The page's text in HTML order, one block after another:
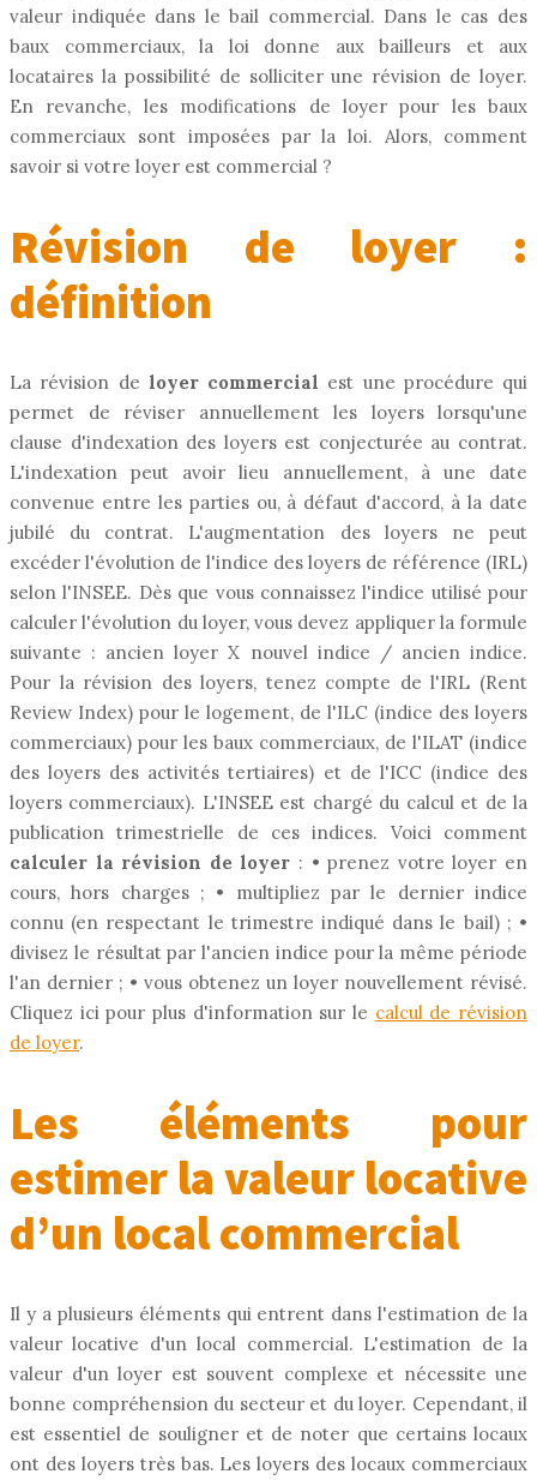
valeur indiquée dans le bail commercial. Dans le cas des
baux commerciaux, la loi donne aux bailleurs et aux
locataires la possibilité de solliciter une révision de loyer.
En revanche, les modifications de loyer pour les baux
commerciaux sont imposées par la loi. Alors, comment
savoir si votre loyer est commercial ?
Révision de loyer :
définition
La révision de loyer commercial est une procédure qui
permet de réviser annuellement les loyers lorsqu'une
clause d'indexation des loyers est conjecturée au contrat.
L'indexation peut avoir lieu annuellement, à une date
convenue entre les parties ou, à défaut d'accord, à la date
jubilé du contrat. L'augmentation des loyers ne peut
excéder l'évolution de l'indice des loyers de référence (IRL)
selon l'INSEE. Dès que vous connaissez l'indice utilisé pour
calculer l'évolution du loyer, vous devez appliquer la formule
suivante : ancien loyer X nouvel indice / ancien indice.
Pour la révision des loyers, tenez compte de l'IRL (Rent
Review Index) pour le logement, de l'ILC (indice des loyers
commerciaux) pour les baux commerciaux, de l'ILAT (indice
des loyers des activités tertiaires) et de l'ICC (indice des
loyers commerciaux). L'INSEE est chargé du calcul et de la
publication trimestrielle de ces indices. Voici comment
calculer la révision de loyer : • prenez votre loyer en
cours, hors charges ; • multipliez par le dernier indice
connu (en respectant le trimestre indiqué dans le bail) ; •
divisez le résultat par l'ancien indice pour la même période
l'an dernier ; • vous obtenez un loyer nouvellement révisé.
Cliquez ici pour plus d'information sur le calcul de révision
de loyer.
Les éléments pour
estimer la valeur locative
d’un local commercial
Il y a plusieurs éléments qui entrent dans l'estimation de la
valeur locative d'un local commercial. L'estimation de la
valeur d'un loyer est souvent complexe et nécessite une
bonne compréhension du secteur et du loyer. Cependant, il
est essentiel de souligner et de noter que certains locaux
ont des loyers très bas. Les loyers des locaux commerciaux